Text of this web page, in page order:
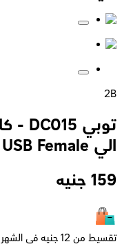
2B
الي USB Female - طوله 2 متر
159 جنيه
تقسيط من 12 جنيه فى الشهر حتى 24 الشهر